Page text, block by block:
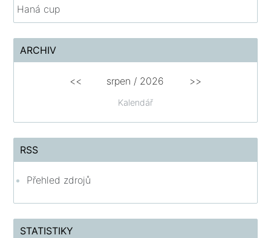
Haná cup
ARCHIV
Kalendář
<< srpen / 2026 >>
RSS
Přehled zdrojů
STATISTIKY